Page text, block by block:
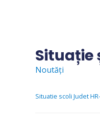
Situație
Noutăți
Situatie scoli Judet